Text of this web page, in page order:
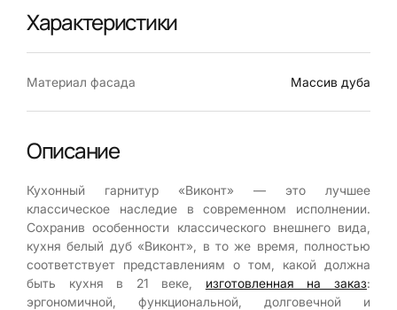
Характеристики
Материал фасада Массив дуба
Описание
Кухонный гарнитур «Виконт» — это лучшее
классическое наследие в современном исполнении.
Сохранив особенности классического внешнего вида,
кухня белый дуб «Виконт», в то же время, полностью
соответствует представлениям о том, какой должна
быть кухня в 21 веке, изготовленная на заказ:
эргономичной, функциональной, долговечной и